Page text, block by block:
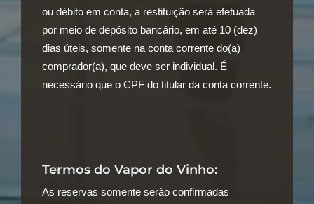
ou débito em conta, a restituição será efetuada
por meio de depósito bancário, em até 10 (dez)
dias úteis, somente na conta corrente do(a)
comprador(a), que deve ser individual. É
necessário que o CPF do titular da conta corrente.
Termos do Vapor do Vinho:
As reservas somente serão confirmadas